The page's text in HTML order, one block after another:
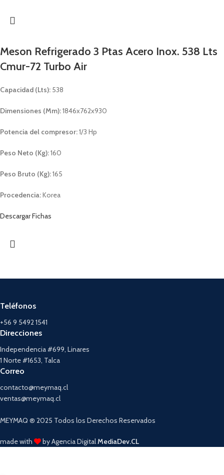
Meson Refrigerado 3 Ptas Acero Inox. 538 Lts
Cmur-72 Turbo Air
Capacidad (Lts): 538
Dimensiones (Mm):1846x762x930
Potencia del compresor:1/3 Hp
Peso Neto (Kg):160
Peso Bruto (Kg):165
Procedencia:Korea
Descargar Fichas
Teléfonos
+56 9 5492 1541
Direcciones
Independencia #699, Linares
1 Norte #1653, Talca
Correo
contacto@meymaq.cl
ventas@meymaq.cl
MEYMAQ ® 2025 Todos los Derechos Reservados
made with by Agencia DigitalMediaDev.CL